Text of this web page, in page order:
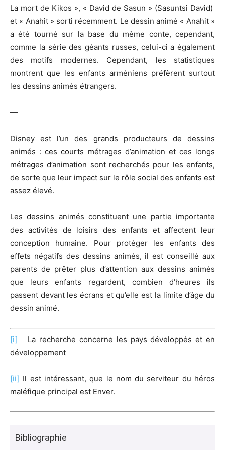
La mort de Kikos », « David de Sasun » (Sasuntsi David)
et « Anahit » sorti récemment. Le dessin animé « Anahit »
a été tourné sur la base du même conte, cependant,
comme la série des géants russes, celui-ci a également
des motifs modernes. Cependant, les statistiques
montrent que les enfants arméniens préfèrent surtout
les dessins animés étrangers.
—
Disney est l’un des grands producteurs de dessins
animés : ces courts métrages d’animation et ces longs
métrages d’animation sont recherchés pour les enfants,
de sorte que leur impact sur le rôle social des enfants est
assez élevé.
Les dessins animés constituent une partie importante
des activités de loisirs des enfants et affectent leur
conception humaine. Pour protéger les enfants des
effets négatifs des dessins animés, il est conseillé aux
parents de prêter plus d’attention aux dessins animés
que leurs enfants regardent, combien d’heures ils
passent devant les écrans et qu’elle est la limite d’âge du
dessin animé.
[i] La recherche concerne les pays développés et en
développement
[ii] Il est intéressant, que le nom du serviteur du héros
maléfique principal est Enver.
Bibliographie